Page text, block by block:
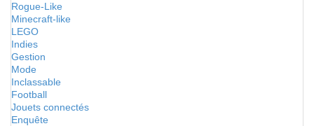
Rogue-Like
Minecraft-like
LEGO
Indies
Gestion
Mode
Inclassable
Football
Jouets connectés
Enquête